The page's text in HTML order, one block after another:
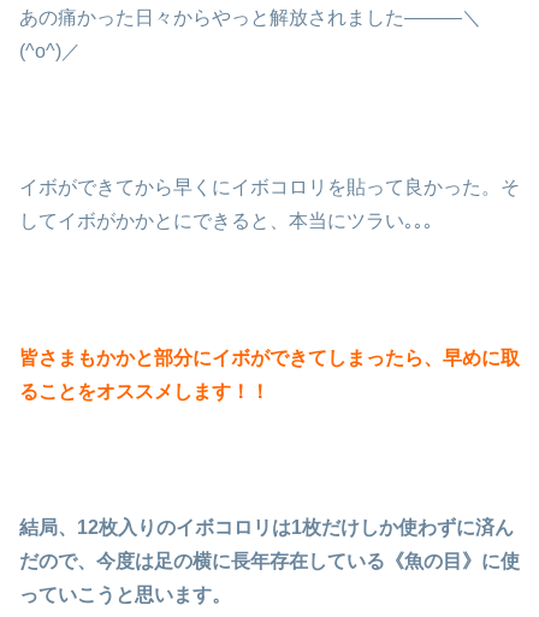
あの痛かった日々からやっと解放されました―――＼
(^o^)／
イボができてから早くにイボコロリを貼って良かった。そ
してイボがかかとにできると、本当にツラい｡｡｡
皆さまもかかと部分にイボができてしまったら、早めに取
ることをオススメします！！
結局、12枚入りのイボコロリは1枚だけしか使わずに済ん
だので、今度は足の横に長年存在している《魚の目》に使
っていこうと思います。